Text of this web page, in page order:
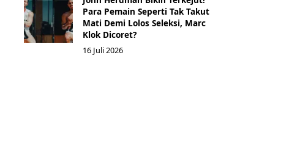
Para Pemain Seperti Tak Takut
Mati Demi Lolos Seleksi, Marc
Klok Dicoret?
16 Juli 2026